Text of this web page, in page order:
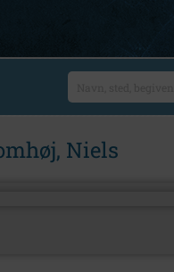
Niels